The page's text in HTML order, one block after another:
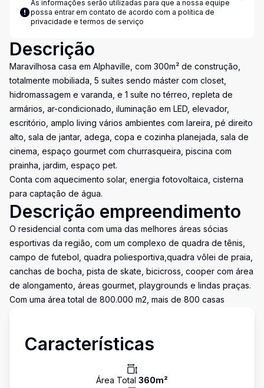
As informações serão utilizadas para que a nossa equipe
possa entrar em contato de acordo com a política de
privacidade e termos de serviço
Descrição
Maravilhosa casa em Alphaville, com 300m² de construção,
totalmente mobiliada, 5 suítes sendo máster com closet,
hidromassagem e varanda, e 1 suíte no térreo, repleta de
armários, ar-condicionado, iluminação em LED, elevador,
escritório, amplo living vários ambientes com lareira, pé direito
alto, sala de jantar, adega, copa e cozinha planejada, sala de
cinema, espaço gourmet com churrasqueira, piscina com
prainha, jardim, espaço pet.
Conta com aquecimento solar, energia fotovoltaica, cisterna
para captação de água.
Descrição empreendimento
O residencial conta com uma das melhores áreas sócias
esportivas da região, com um complexo de quadra de tênis,
campo de futebol, quadra poliesportiva,quadra vôlei de praia,
canchas de bocha, pista de skate, bicicross, cooper com área
de alongamento, áreas gourmet, playgrounds e lindas praças.
Com uma área total de 800.000 m2, mais de 800 casas
Características
Área Total 360m²